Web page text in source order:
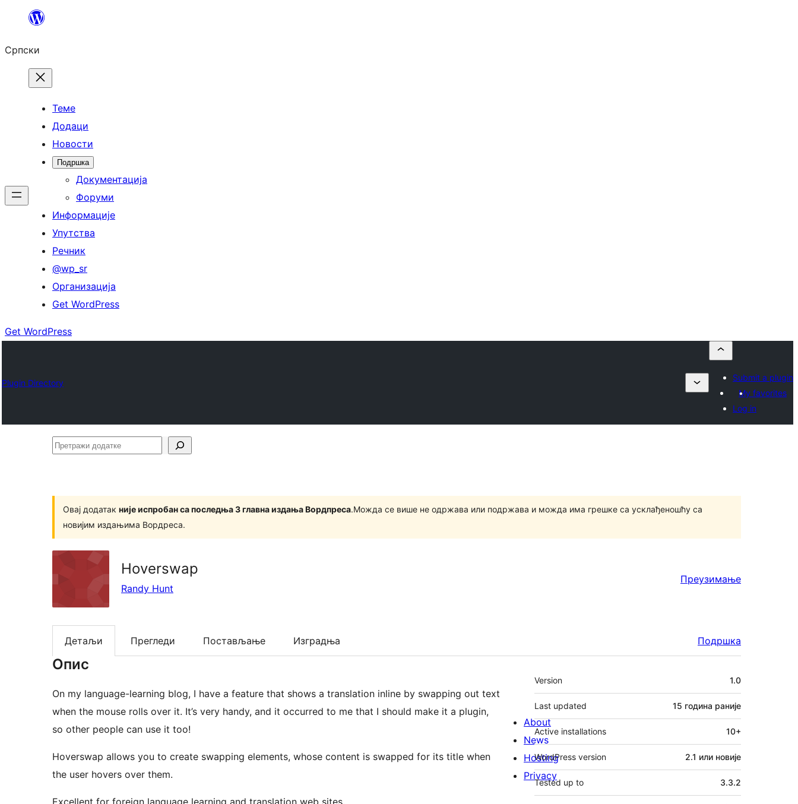
Скочи
садржај
Српски
Теме
Додаци
Новости
Подршка
Документација
Форуми
Информације
Упутства
Речник
@wp_sr
Организација
Get WordPress
Get WordPress
Plugin Directory
Submit a plugin
My favorites
Log in
Претражи
Овај додатак није испробан са последња 3 главна издања Вордпреса.Можда се више не одржава или подржава и можда има грешке са усклађеношћу са
новијим издањима Вордреса.
Hoverswap
Randy Hunt
Преузимање
Детаљи Прегледи Постављање Изградња Подршка
Опис
On my language-learning blog, I have a feature that shows a translation inline by swapping out text
when the mouse rolls over it. It’s very handy, and it occurred to me that I should make it a plugin,
so other people can use it too!
Hoverswap allows you to create swapping elements, whose content is swapped for its title when
the user hovers over them.
Мета
Version 1.0
Last updated 15 година раније
Active installations 10+
WordPress version 2.1 или новије
Tested up to 3.3.2
About
News
Hosting
Privacy